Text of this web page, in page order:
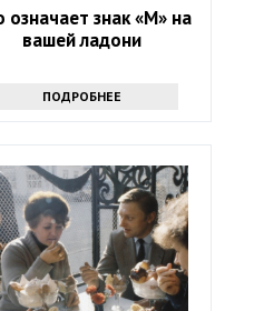
означает знак «М» на
вашей ладони
ПОДРОБНЕЕ